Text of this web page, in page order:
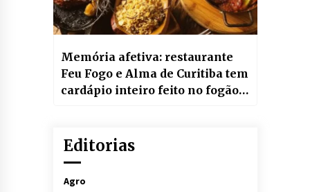
Memória afetiva: restaurante
Feu Fogo e Alma de Curitiba tem
cardápio inteiro feito no fogão à
Editorias
Agro